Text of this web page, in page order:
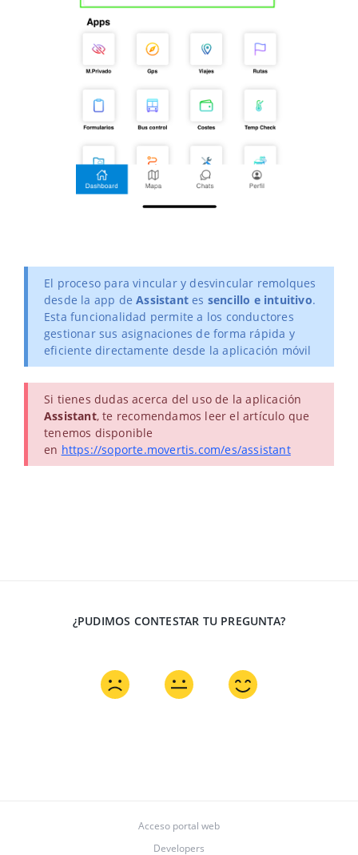
El proceso para vincular y desvincular remolques
desde la app deAssistant es sencillo e intuitivo.
Esta funcionalidad permite a los conductores
gestionar sus asignaciones de forma rápida y
eficiente directamente desde la aplicación móvil
Si tienes dudas acerca del uso de la aplicación
Assistant, te recomendamos leer el artículo que
tenemos disponible
en https://soporte.movertis.com/es/assistant
¿PUDIMOS CONTESTAR TU PREGUNTA?
Acceso portal web
Developers